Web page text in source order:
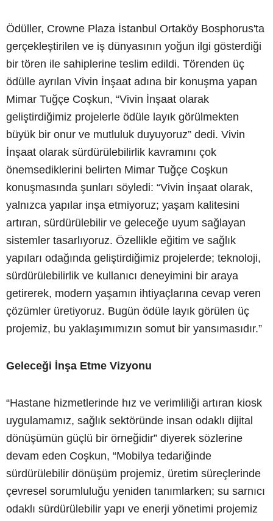
Ödüller, Crowne Plaza İstanbul Ortaköy Bosphorus'ta
gerçekleştirilen ve iş dünyasının yoğun ilgi gösterdiği
bir tören ile sahiplerine teslim edildi. Törenden üç
ödülle ayrılan Vivin İnşaat adına bir konuşma yapan
Mimar Tuğçe Coşkun, “Vivin İnşaat olarak
geliştirdiğimiz projelerle ödüle layık görülmekten
büyük bir onur ve mutluluk duyuyoruz” dedi. Vivin
İnşaat olarak sürdürülebilirlik kavramını çok
önemsediklerini belirten Mimar Tuğçe Coşkun
konuşmasında şunları söyledi: “Vivin İnşaat olarak,
yalnızca yapılar inşa etmiyoruz; yaşam kalitesini
artıran, sürdürülebilir ve geleceğe uyum sağlayan
sistemler tasarlıyoruz. Özellikle eğitim ve sağlık
yapıları odağında geliştirdiğimiz projelerde; teknoloji,
sürdürülebilirlik ve kullanıcı deneyimini bir araya
getirerek, modern yaşamın ihtiyaçlarına cevap veren
çözümler üretiyoruz. Bugün ödüle layık görülen üç
projemiz, bu yaklaşımımızın somut bir yansımasıdır.”
Geleceği İnşa Etme Vizyonu
“Hastane hizmetlerinde hız ve verimliliği artıran kiosk
uygulamamız, sağlık sektöründe insan odaklı dijital
dönüşümün güçlü bir örneğidir” diyerek sözlerine
devam eden Coşkun, “Mobilya tedariğinde
sürdürülebilir dönüşüm projemiz, üretim süreçlerinde
çevresel sorumluluğu yeniden tanımlarken; su sarnıcı
odaklı sürdürülebilir yapı ve enerji yönetimi projemiz